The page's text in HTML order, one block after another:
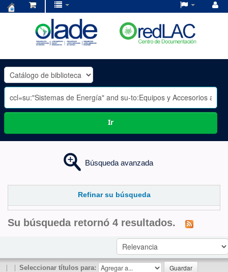
OLADE
-
Ir
Búsqueda avanzada
Refinar su búsqueda
Su búsqueda retornó 4 resultados.
| | Seleccionar títulos para: